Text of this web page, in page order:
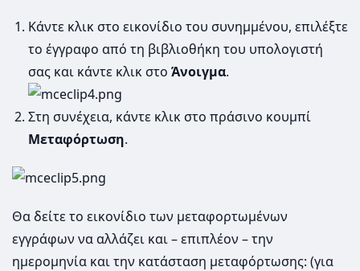
Κάντε κλικ στο εικονίδιο του συνημμένου, επιλέξτε
το έγγραφο από τη βιβλιοθήκη του υπολογιστή
σας και κάντε κλικ στο Άνοιγμα.
Στη συνέχεια, κάντε κλικ στο πράσινο κουμπί
Μεταφόρτωση.
Θα δείτε το εικονίδιο των μεταφορτωμένων
εγγράφων να αλλάζει και – επιπλέον – την
ημερομηνία και την κατάσταση μεταφόρτωσης: (για